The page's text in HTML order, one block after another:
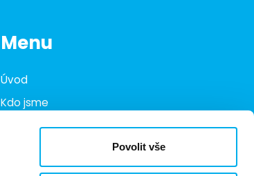
Povolit vše
Menu
Úvod
Kdo jsme
Co děláme